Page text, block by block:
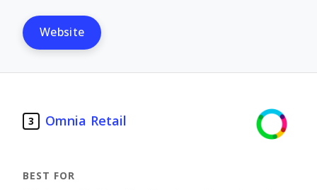
Website
3 Omnia Retail